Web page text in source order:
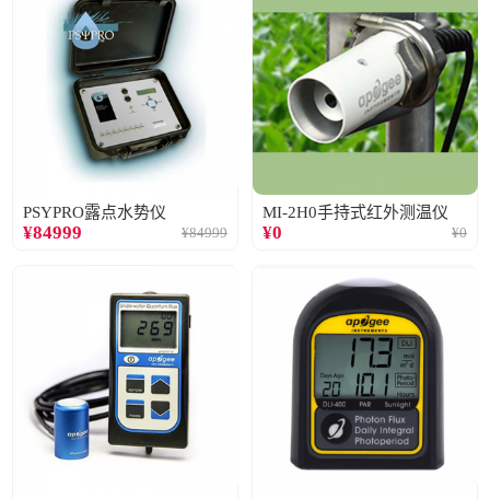
PSYPRO露点水势仪
¥84999 ¥84999
MI-2H0手持式红外测温仪
¥0 ¥0